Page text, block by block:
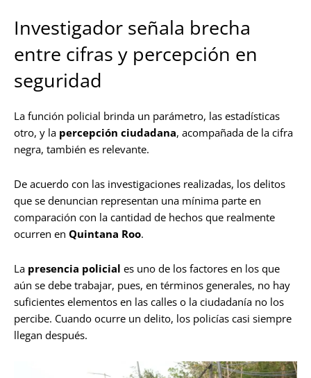
Investigador señala brecha
entre cifras y percepción en
seguridad
La función policial brinda un parámetro, las estadísticas
otro, y la percepción ciudadana, acompañada de la cifra
negra, también es relevante.
De acuerdo con las investigaciones realizadas, los delitos
que se denuncian representan una mínima parte en
comparación con la cantidad de hechos que realmente
ocurren en Quintana Roo.
La presencia policial es uno de los factores en los que
aún se debe trabajar, pues, en términos generales, no hay
suficientes elementos en las calles o la ciudadanía no los
percibe. Cuando ocurre un delito, los policías casi siempre
llegan después.